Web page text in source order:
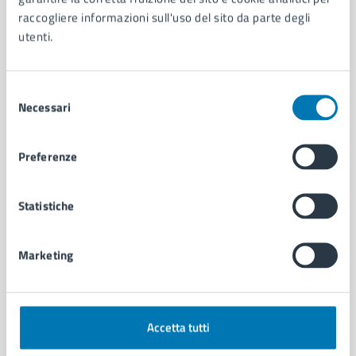
raccogliere informazioni sull'uso del sito da parte degli
utenti.
delNecessari
Preferenze
Statistiche
Marketing
Accetta tutti